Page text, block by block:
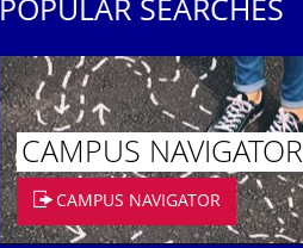
POPULAR SEARCHES
CAMPUS NAVIGATOR
CAMPUS NAVIGATOR